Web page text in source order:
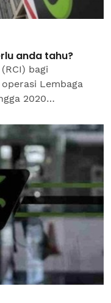
anda tahu?
bagi
Lembaga
2020